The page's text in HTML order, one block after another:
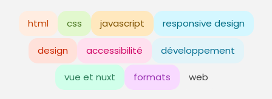
html css javascript responsive design
design accessibilité développement
vue et nuxt formats web